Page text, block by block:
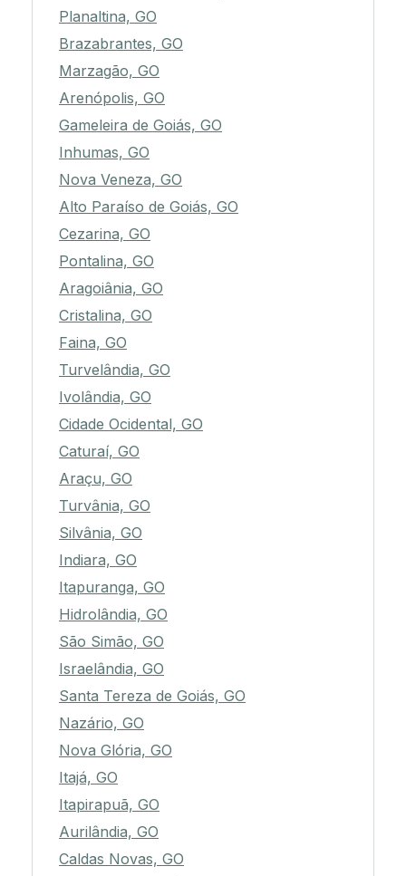
Planaltina, GO
Brazabrantes, GO
Marzagão, GO
Arenópolis, GO
Gameleira de Goiás, GO
Inhumas, GO
Nova Veneza, GO
Alto Paraíso de Goiás, GO
Cezarina, GO
Pontalina, GO
Aragoiânia, GO
Cristalina, GO
Faina, GO
Turvelândia, GO
Ivolândia, GO
Cidade Ocidental, GO
Caturaí, GO
Araçu, GO
Turvânia, GO
Silvânia, GO
Indiara, GO
Itapuranga, GO
Hidrolândia, GO
São Simão, GO
Israelândia, GO
Santa Tereza de Goiás, GO
Nazário, GO
Nova Glória, GO
Itajá, GO
Itapirapuã, GO
Aurilândia, GO
Caldas Novas, GO